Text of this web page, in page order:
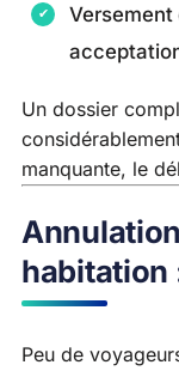
Versement
Un dossier
manquante, le
habitation
Peu de